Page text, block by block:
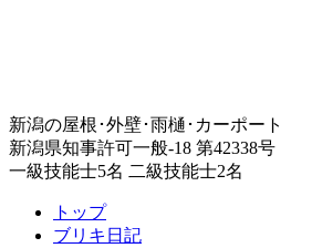
新潟の屋根･外壁･雨樋･カーポート
新潟県知事許可一般-18 第42338号
一級技能士5名 二級技能士2名
トップ
ブリキ日記